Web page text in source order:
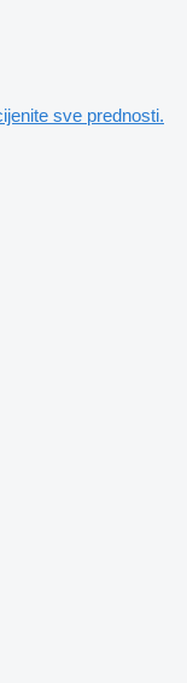
sve prednosti.